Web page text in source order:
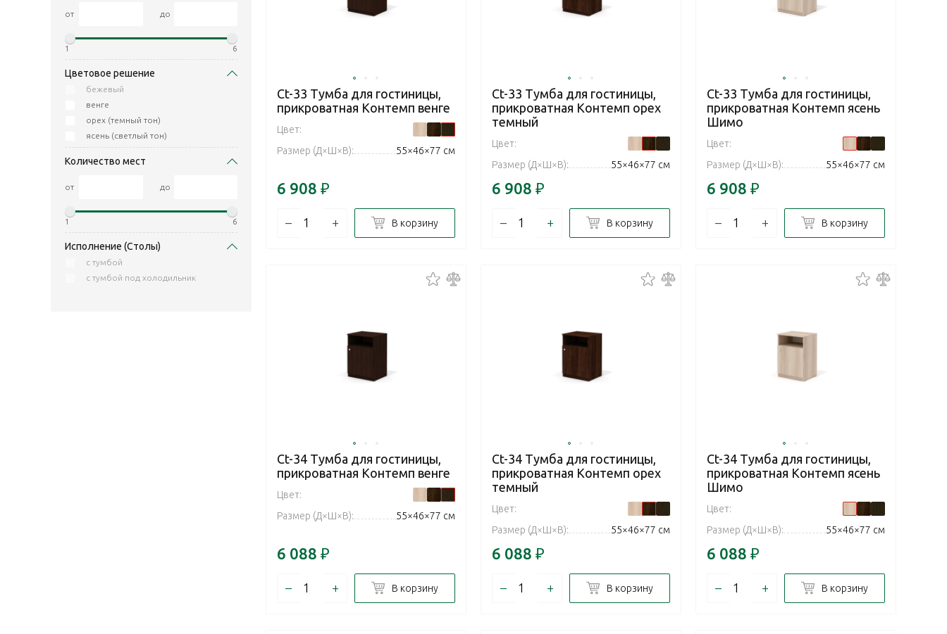
от до
1 6
Цветовое решение
бежевый
венге
орех (темный тон)
ясень (светлый тон)
Количество мест
от до
1 6
Исполнение (Столы)
с тумбой
с тумбой под холодильник
Ct-33 Тумба для гостиницы,
прикроватная Контемп венге
Цвет:
Размер (Д×Ш×В):
55×46×77 см
6 908 ₽
– + В корзину
Ct-33 Тумба для гостиницы,
прикроватная Контемп орех
темный
Цвет:
Размер (Д×Ш×В):
55×46×77 см
6 908 ₽
– + В корзину
Ct-33 Тумба для гостиницы,
прикроватная Контемп ясень
Шимо
Цвет:
Размер (Д×Ш×В):
55×46×77 см
6 908 ₽
– + В корзину
Ct-34 Тумба для гостиницы,
прикроватная Контемп венге
Цвет:
Размер (Д×Ш×В):
55×46×77 см
6 088 ₽
– + В корзину
Ct-34 Тумба для гостиницы,
прикроватная Контемп орех
темный
Цвет:
Размер (Д×Ш×В):
55×46×77 см
6 088 ₽
– + В корзину
Ct-34 Тумба для гостиницы,
прикроватная Контемп ясень
Шимо
Цвет:
Размер (Д×Ш×В):
55×46×77 см
6 088 ₽
– + В корзину